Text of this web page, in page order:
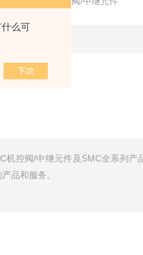
么可
机控阀/中继元件及SMC全系列
品和服务。